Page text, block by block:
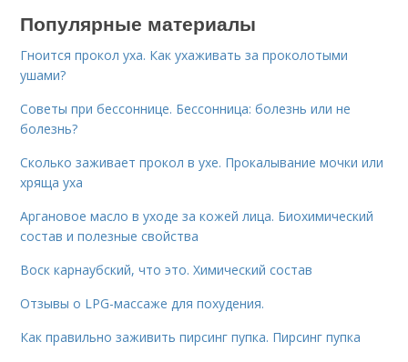
Популярные материалы
Гноится прокол уха. Как ухаживать за проколотыми
ушами?
Советы при бессоннице. Бессонница: болезнь или не
болезнь?
Сколько заживает прокол в ухе. Прокалывание мочки или
хряща уха
Аргановое масло в уходе за кожей лица. Биохимический
состав и полезные свойства
Воск карнаубский, что это. Химический состав
Отзывы о LPG-массаже для похудения.
Как правильно заживить пирсинг пупка. Пирсинг пупка